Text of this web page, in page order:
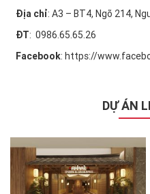
Địa chỉ: A3 – BT4, Ngõ 214,
ĐT: 0986.65.65.26
Facebook: https://
DỰ ÁN